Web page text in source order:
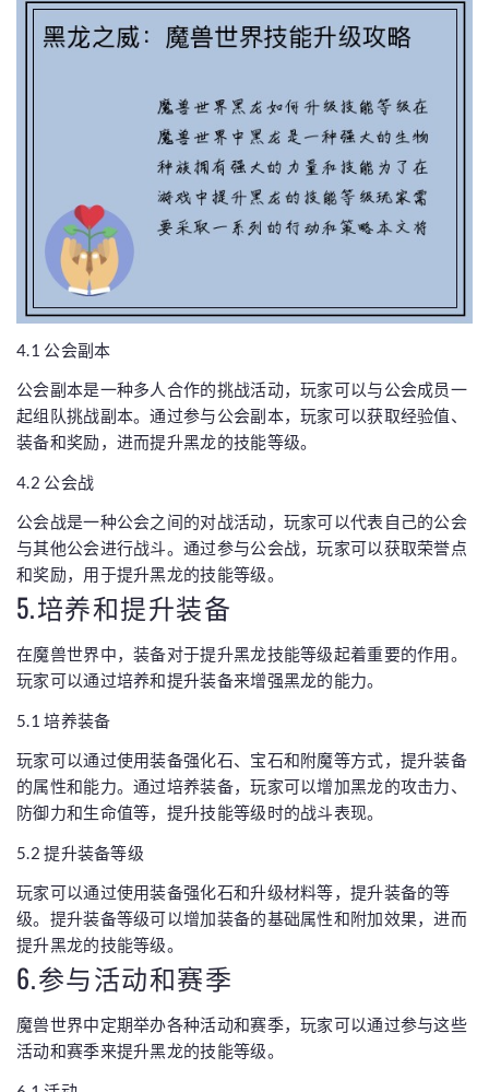
4.1 公会副本
公会副本是一种多人合作的挑战活动，玩家可以与公会成员一
起组队挑战副本。通过参与公会副本，玩家可以获取经验值、
装备和奖励，进而提升黑龙的技能等级。
4.2 公会战
公会战是一种公会之间的对战活动，玩家可以代表自己的公会
与其他公会进行战斗。通过参与公会战，玩家可以获取荣誉点
和奖励，用于提升黑龙的技能等级。
5.培养和提升装备
在魔兽世界中，装备对于提升黑龙技能等级起着重要的作用。
玩家可以通过培养和提升装备来增强黑龙的能力。
5.1 培养装备
玩家可以通过使用装备强化石、宝石和附魔等方式，提升装备
的属性和能力。通过培养装备，玩家可以增加黑龙的攻击力、
防御力和生命值等，提升技能等级时的战斗表现。
5.2 提升装备等级
玩家可以通过使用装备强化石和升级材料等，提升装备的等
级。提升装备等级可以增加装备的基础属性和附加效果，进而
提升黑龙的技能等级。
6.参与活动和赛季
魔兽世界中定期举办各种活动和赛季，玩家可以通过参与这些
活动和赛季来提升黑龙的技能等级。